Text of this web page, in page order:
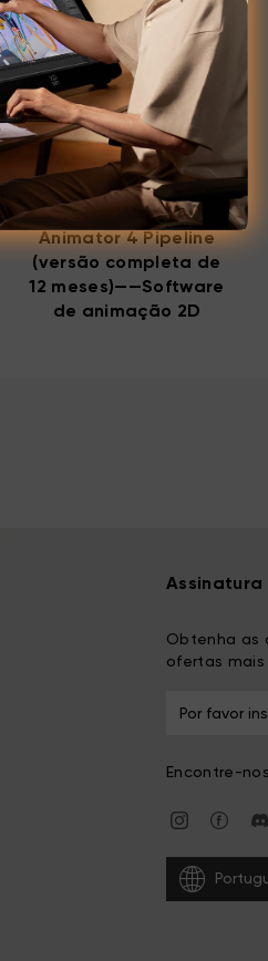
Versão do Cartoon
Animator 4 Pipeline
(versão completa de
12 meses)——Software
de animação 2D
Assinatura
Obtenha as
ofertas
Encontre-